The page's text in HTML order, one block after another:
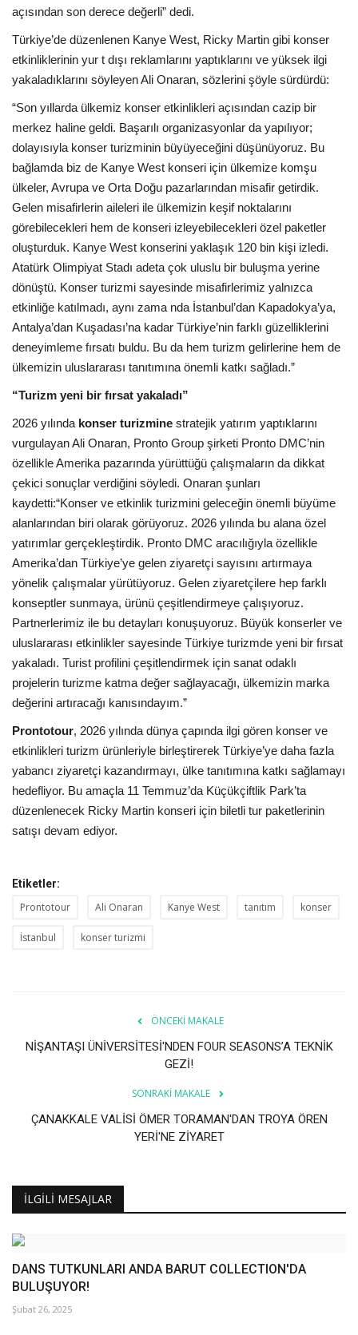
açısından son derece değerli” dedi.
Türkiye’de düzenlenen Kanye West, Ricky Martin gibi konser
etkinliklerinin yur t dışı reklamlarını yaptıklarını ve yüksek ilgi
yakaladıklarını söyleyen Ali Onaran, sözlerini şöyle sürdürdü:
“Son yıllarda ülkemiz konser etkinlikleri açısından cazip bir
merkez haline geldi. Başarılı organizasyonlar da yapılıyor;
dolayısıyla konser turizminin büyüyeceğini düşünüyoruz. Bu
bağlamda biz de Kanye West konseri için ülkemize komşu
ülkeler, Avrupa ve Orta Doğu pazarlarından misafir getirdik.
Gelen misafirlerin aileleri ile ülkemizin keşif noktalarını
görebilecekleri hem de konseri izleyebilecekleri özel paketler
oluşturduk. Kanye West konserini yaklaşık 120 bin kişi izledi.
Atatürk Olimpiyat Stadı adeta çok uluslu bir buluşma yerine
dönüştü. Konser turizmi sayesinde misafirlerimiz yalnızca
etkinliğe katılmadı, aynı zama nda İstanbul’dan Kapadokya’ya,
Antalya’dan Kuşadası’na kadar Türkiye’nin farklı güzelliklerini
deneyimleme fırsatı buldu. Bu da hem turizm gelirlerine hem de
ülkemizin uluslararası tanıtımına önemli katkı sağladı.”
“Turizm yeni bir fırsat yakaladı”
2026 yılında konser turizmine stratejik yatırım yaptıklarını
vurgulayan Ali Onaran, Pronto Group şirketi Pronto DMC’nin
özellikle Amerika pazarında yürüttüğü çalışmaların da dikkat
çekici sonuçlar verdiğini söyledi. Onaran şunları
kaydetti:“Konser ve etkinlik turizmini geleceğin önemli büyüme
alanlarından biri olarak görüyoruz. 2026 yılında bu alana özel
yatırımlar gerçekleştirdik. Pronto DMC aracılığıyla özellikle
Amerika’dan Türkiye’ye gelen ziyaretçi sayısını artırmaya
yönelik çalışmalar yürütüyoruz. Gelen ziyaretçilere hep farklı
konseptler sunmaya, ürünü çeşitlendirmeye çalışıyoruz.
Partnerlerimiz ile bu detayları konuşuyoruz. Büyük konserler ve
uluslararası etkinlikler sayesinde Türkiye turizmde yeni bir fırsat
yakaladı. Turist profilini çeşitlendirmek için sanat odaklı
projelerin turizme katma değer sağlayacağı, ülkemizin marka
değerini artıracağı kanısındayım.”
Prontotour, 2026 yılında dünya çapında ilgi gören konser ve
etkinlikleri turizm ürünleriyle birleştirerek Türkiye’ye daha fazla
yabancı ziyaretçi kazandırmayı, ülke tanıtımına katkı sağlamayı
hedefliyor. Bu amaçla 11 Temmuz’da Küçükçiftlik Park’ta
düzenlenecek Ricky Martin konseri için biletli tur paketlerinin
satışı devam ediyor.
Etiketler:
Prontotour Ali Onaran Kanye West tanıtım konser
İstanbul konser turizmi
ÖNCEKI MAKALE
NİŞANTAŞI ÜNİVERSİTESİ'NDEN FOUR SEASONS’A TEKNİK
GEZİ!
SONRAKI MAKALE
ÇANAKKALE VALİSİ ÖMER TORAMAN'DAN TROYA ÖREN
YERİ'NE ZİYARET
İLGILI MESAJLAR
DANS TUTKUNLARI ANDA BARUT COLLECTION'DA
BULUŞUYOR!
Şubat 26, 2025